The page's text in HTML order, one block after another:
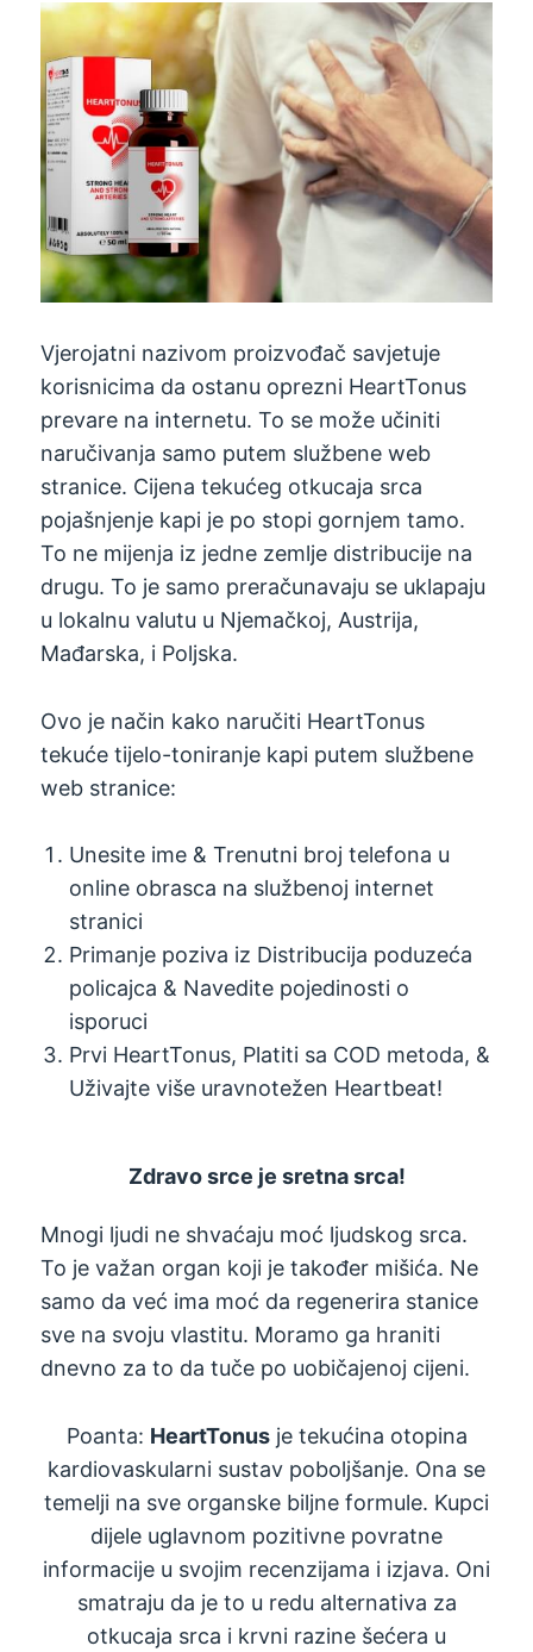
Vjerojatni nazivom proizvođač savjetuje
korisnicima da ostanu oprezni HeartTonus
prevare na internetu. To se može učiniti
naručivanja samo putem službene web
stranice. Cijena tekućeg otkucaja srca
pojašnjenje kapi je po stopi gornjem tamo.
To ne mijenja iz jedne zemlje distribucije na
drugu. To je samo preračunavaju se uklapaju
u lokalnu valutu u Njemačkoj, Austrija,
Mađarska, i Poljska.
Ovo je način kako naručiti HeartTonus
tekuće tijelo-toniranje kapi putem službene
web stranice:
Unesite ime & Trenutni broj telefona u
online obrasca na službenoj internet
stranici
Primanje poziva iz Distribucija poduzeća
policajca & Navedite pojedinosti o
isporuci
Prvi HeartTonus, Platiti sa COD metoda, &
Uživajte više uravnotežen Heartbeat!
Zdravo srce je sretna srca!
Mnogi ljudi ne shvaćaju moć ljudskog srca.
To je važan organ koji je također mišića. Ne
samo da već ima moć da regenerira stanice
sve na svoju vlastitu. Moramo ga hraniti
dnevno za to da tuče po uobičajenoj cijeni.
Poanta: HeartTonusje tekućina otopina
kardiovaskularni sustav poboljšanje. Ona se
temelji na sve organske biljne formule. Kupci
dijele uglavnom pozitivne povratne
informacije u svojim recenzijama i izjava. Oni
smatraju da je to u redu alternativa za
otkucaja srca i krvni razine šećera u